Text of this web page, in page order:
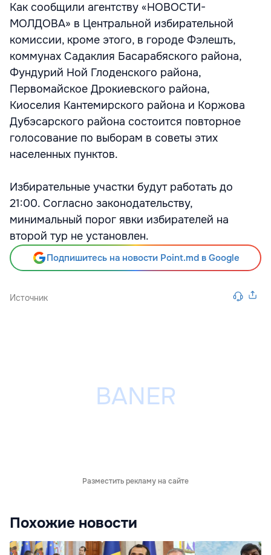
Как сообщили агентству «НОВОСТИ-
МОЛДОВА» в Центральной избирательной
комиссии, кроме этого, в городе Фэлешть,
коммунах Садаклия Басарабяского района,
Фундурий Ной Глоденского района,
Первомайское Дрокиевского района,
Киоселия Кантемирского района и Коржова
Дубэсарского района состоится повторное
голосование по выборам в советы этих
населенных пунктов.
Избирательные участки будут работать до
21:00. Согласно законодательству,
минимальный порог явки избирателей на
второй тур не установлен.
Подпишитесь на новости Point.md в Google
Источник
Разместить рекламу на сайте
Похожие новости